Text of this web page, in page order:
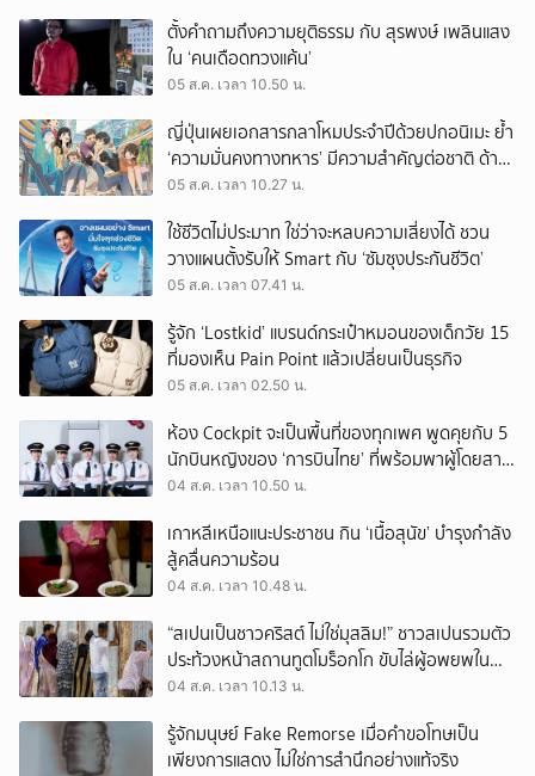
ตั้งคำถามถึงความยุติธรรม กับ สุรพงษ์ เพลินแสง
ใน ‘คนเดือดทวงแค้น’
05 ส.ค. เวลา 10.50 น.
ญี่ปุ่นเผยเอกสารกลาโหมประจำปีด้วยปกอนิเมะ ย้ำ
‘ความมั่นคงทางทหาร’ มีความสำคัญต่อชาติ ด้าน
จีนเตือน ขออย่าซ้ำรอยประวัติศาสตร์
05 ส.ค. เวลา 10.27 น.
ใช้ชีวิตไม่ประมาท ใช่ว่าจะหลบความเสี่ยงได้ ชวน
วางแผนตั้งรับให้ Smart กับ ‘ซัมซุงประกันชีวิต’
05 ส.ค. เวลา 07.41 น.
รู้จัก ‘Lostkid’ แบรนด์กระเป๋าหมอนของเด็กวัย 15
ที่มองเห็น Pain Point แล้วเปลี่ยนเป็นธุรกิจ
05 ส.ค. เวลา 02.50 น.
ห้อง Cockpit จะเป็นพื้นที่ของทุกเพศ พูดคุยกับ 5
นักบินหญิงของ ‘การบินไทย’ ที่พร้อมพาผู้โดยสาร
บินไปทั่วโลก
04 ส.ค. เวลา 10.50 น.
เกาหลีเหนือแนะประชาชน กิน ‘เนื้อสุนัข’ บำรุงกำลัง
สู้คลื่นความร้อน
04 ส.ค. เวลา 10.48 น.
“สเปนเป็นชาวคริสต์ ไม่ใช่มุสลิม!” ชาวสเปนรวมตัว
ประท้วงหน้าสถานทูตโมร็อกโก ขับไล่ผู้อพยพใน
เมืองเซวตาออกนอกประเทศ
04 ส.ค. เวลา 10.13 น.
รู้จักมนุษย์ Fake Remorse เมื่อคำขอโทษเป็น
เพียงการแสดง ไม่ใช่การสำนึกอย่างแท้จริง